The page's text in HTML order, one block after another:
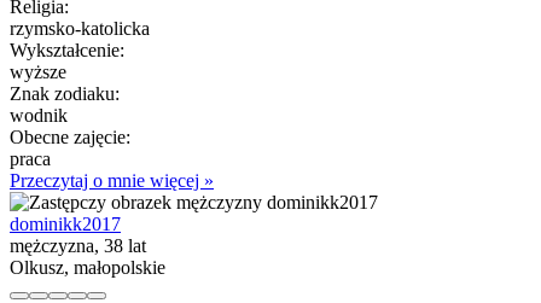
Religia:
rzymsko-katolicka
Wykształcenie:
wyższe
Znak zodiaku:
wodnik
Obecne zajęcie:
praca
Przeczytaj o mnie więcej »
dominikk2017
mężczyzna, 38 lat
Olkusz, małopolskie